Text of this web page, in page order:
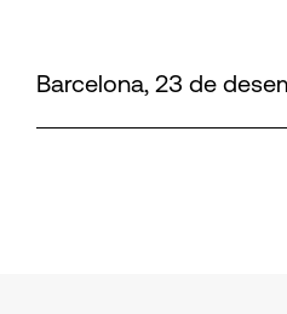
Barcelona, 23 de